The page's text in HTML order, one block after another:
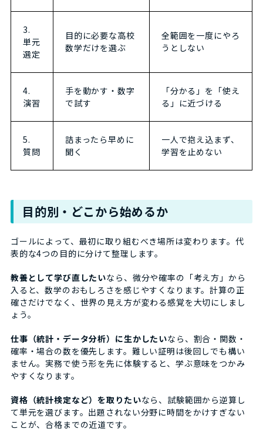
3.
単元
選定
目的に必要な高校
数学だけを選ぶ
全範囲を一度にやろ
うとしない
4.
演習
手を動かす・数字
で試す
「分かる」を「使え
る」に近づける
5.
質問
詰まったら早めに
聞く
一人で抱え込まず、
学習を止めない
目的別・どこから始めるか
ゴールによって、最初に取り組むべき場所は変わります。代
表的な4つの目的に分けて整理します。
教養として学び直したいなら、微分や確率の「考え方」から
入ると、数学のおもしろさを感じやすくなります。計算の正
確さだけでなく、世界の見え方が変わる感覚を大切にしまし
ょう。
仕事（統計・データ分析）に生かしたいなら、割合・関数・
確率・場合の数を優先します。難しい証明は後回しでも構い
ません。実務で使う形を先に体験すると、学ぶ意味をつかみ
やすくなります。
資格（統計検定など）を取りたいなら、試験範囲から逆算し
て単元を選びます。出題されない分野に時間をかけすぎない
ことが、合格までの近道です。